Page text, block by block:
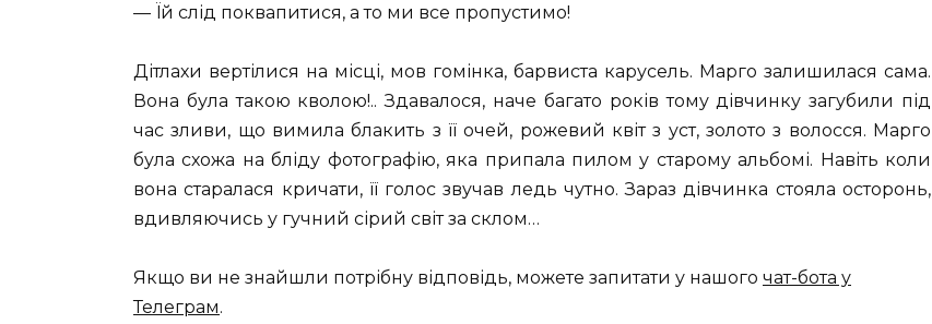
— Їй слід поквапитися, а то ми все пропустимо!
Дітлахи вертілися на місці, мов гомінка, барвиста карусель. Марго залишилася сама.
Вона була такою кволою!.. Здавалося, наче багато років тому дівчинку загубили під
час зливи, що вимила блакить з її очей, рожевий квіт з уст, золото з волосся. Марго
була схожа на бліду фотографію, яка припала пилом у старому альбомі. Навіть коли
вона старалася кричати, її голос звучав ледь чутно. Зараз дівчинка стояла осторонь,
вдивляючись у гучний сірий світ за склом…
Якщо ви не знайшли потрібну відповідь, можете запитати у нашого чат-бота у
Телеграм.